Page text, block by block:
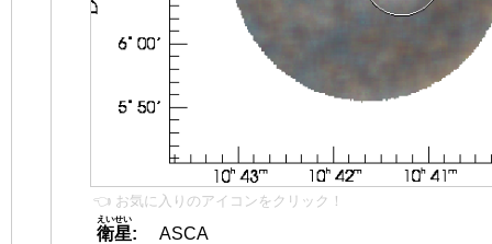
👈 お気に入りのアイコンをクリック！
衛星
えいせい
:
ASCA